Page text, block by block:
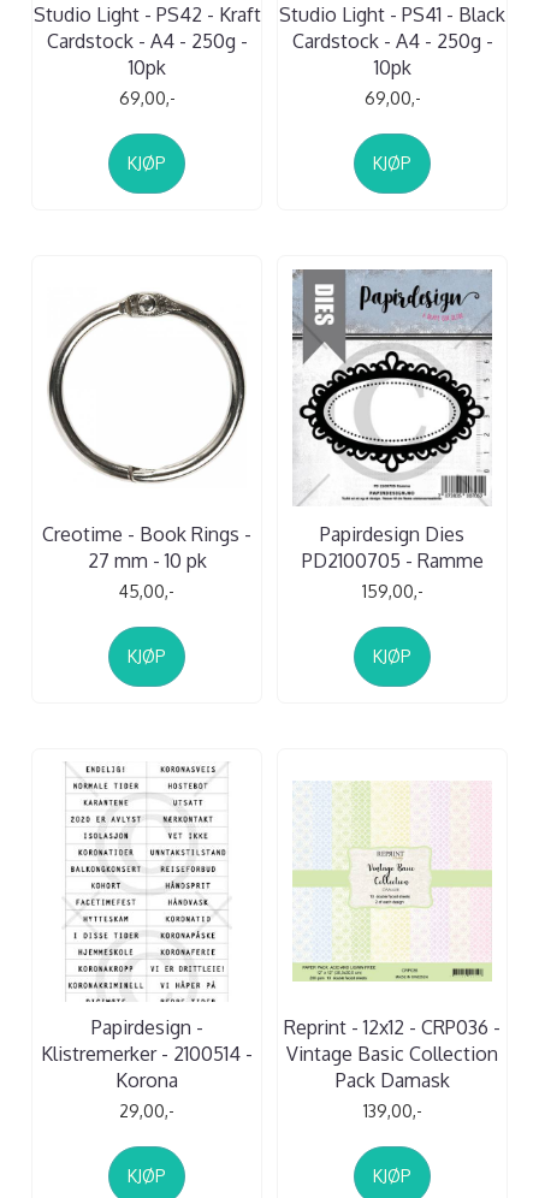
Studio Light - PS42 - Kraft
Cardstock - A4 - 250g -
10pk
69,00,-
KJØP
Studio Light - PS41 - Black
Cardstock - A4 - 250g -
10pk
69,00,-
KJØP
Creotime - Book Rings -
27 mm - 10 pk
45,00,-
KJØP
Papirdesign Dies
PD2100705 - Ramme
159,00,-
KJØP
Papirdesign -
Klistremerker - 2100514 -
Korona
29,00,-
KJØP
Reprint - 12x12 - CRP036 -
Vintage Basic Collection
Pack Damask
139,00,-
KJØP